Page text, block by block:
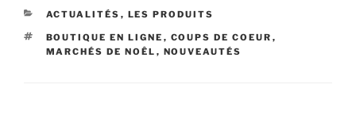
CATÉGORIES
ACTUALITÉS , LES PRODUITS
ÉTIQUETTES
BOUTIQUE EN LIGNE , COUPS DE COEUR ,
MARCHÉS DE NOÊL , NOUVEAUTÉS